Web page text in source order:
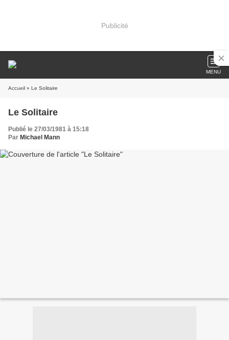
Publicité
MENU
Accueil » Le Solitaire
Le Solitaire
Publié le 27/03/1981 à 15:18
Par Michael Mann